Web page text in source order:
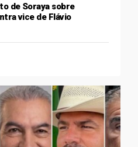
de Soraya sobre
vice de Flávio